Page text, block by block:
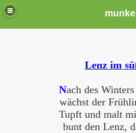
Lenz im
Nach des
wächst der
Tupft und malt
bunt den Lenz,